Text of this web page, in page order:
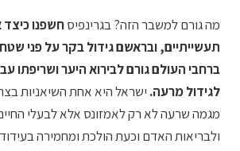
מה גורם למשבר הזה? בגרינפיסחשפנו כיצד
תעשייתיים, ובראשם גידול בקר על פני
ברחבי העולם גורם לבירוא היער ושריפתו
לגידול מרעה. ישראל היא אחת השיאניות
מגמה שרעה לא רק לאמזונס אלא לבעלי
ולבריאות האדם וכעת הולכת ומחמירה